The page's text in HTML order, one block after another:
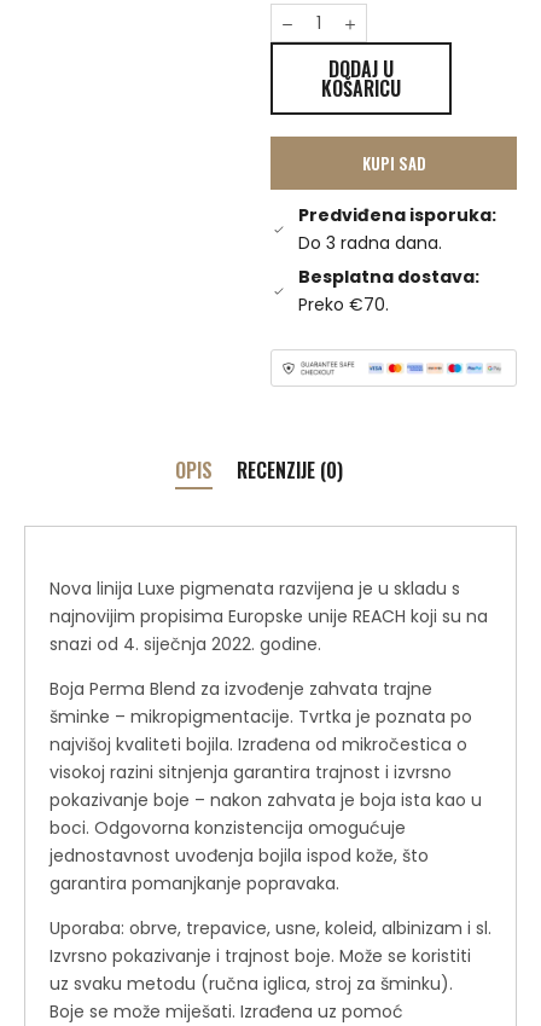
DODAJ U
KOŠARICU
KUPI SAD
Predviđena isporuka:
Do 3 radna dana.
Besplatna dostava:
Preko €70.
OPIS RECENZIJE (0)
Nova linija Luxe pigmenata razvijena je u skladu s
najnovijim propisima Europske unije REACH koji su na
snazi ​​od 4. siječnja 2022. godine.
Boja Perma Blend za izvođenje zahvata trajne
šminke – mikropigmentacije. Tvrtka je poznata po
najvišoj kvaliteti bojila. Izrađena od mikročestica o
visokoj razini sitnjenja garantira trajnost i izvrsno
pokazivanje boje – nakon zahvata je boja ista kao u
boci. Odgovorna konzistencija omogućuje
jednostavnost uvođenja bojila ispod kože, što
garantira pomanjkanje popravaka.
Uporaba: obrve, trepavice, usne, koleid, albinizam i sl.
Izvrsno pokazivanje i trajnost boje. Može se koristiti
uz svaku metodu (ručna iglica, stroj za šminku).
Boje se može miješati. Izrađena uz pomoć